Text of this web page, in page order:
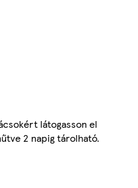
látogasson el
2 napig tárolható.